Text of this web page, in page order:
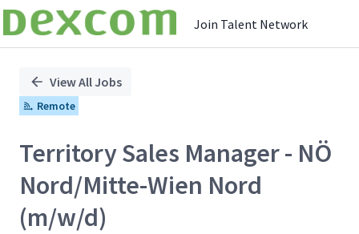
Join Talent Network
Position
View All Jobs
Remote
Territory Sales Manager - NÖ
Nord/Mitte-Wien Nord
(m/w/d)